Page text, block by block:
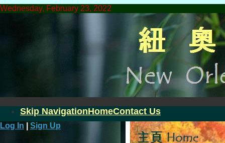
Wednesday, February 23, 2022
Skip NavigationHomeContact Us
Log In Sign Up